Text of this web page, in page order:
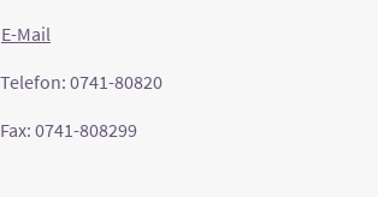
E-Mail
0741-80820
0741-808299